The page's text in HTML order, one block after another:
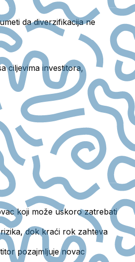
da diverzifikacija ne
ciljevima investitora,
koji može uskoro zatrebati
dok kraći rok zahteva
pozajmljuje novac